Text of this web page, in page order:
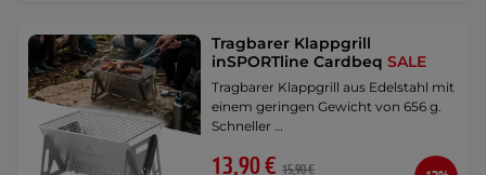
Tragbarer Klappgrill
inSPORTline CardbeqSALE
Tragbarer Klappgrill aus Edelstahl mit
einem geringen Gewicht von 656 g.
Schneller …
13,90 € 15,90 €